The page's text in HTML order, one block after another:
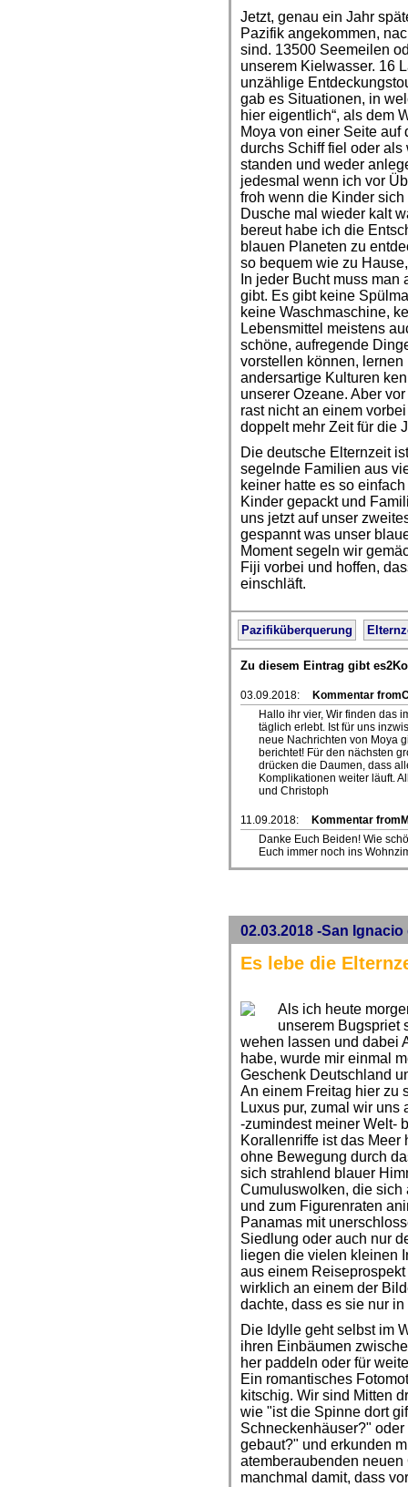
Jetzt, genau ein Jahr
Pazifik angekommen,
sind. 13500 Seemeilen
unserem Kielwasser. 16
unzählige
gab es Situationen, in
hier eigentlich“, als dem
Moya von einer Seite auf
durchs Schiff fiel oder als
standen und weder
jedesmal wenn ich vor
froh wenn die Kinder
Dusche mal wieder kalt
bereut habe ich die
blauen Planeten zu
so bequem wie zu
In jeder Bucht muss
gibt. Es gibt keine
keine Waschmaschine,
Lebensmittel meistens
schöne, aufregende
vorstellen können,
andersartige Kulturen
unserer Ozeane. Aber
rast nicht an einem
doppelt mehr Zeit für die
Die deutsche Elternzeit
segelnde Familien aus
keiner hatte es so
Kinder gepackt und
uns jetzt auf unser
gespannt was unser
Moment segeln wir
Fiji vorbei und hoffen,
einschläft.
Pazifiküberquerung
Zu diesem Eintrag gibt
03.09.2018:
Kommentar
Hallo ihr vier, Wir finden das
täglich erlebt. Ist für uns
neue Nachrichten von Moya
berichtet! Für den nächsten
drücken die Daumen, dass
Komplikationen weiter läuft.
und Christoph
11.09.2018:
Kommentar
Danke Euch Beiden! Wie
Euch immer noch ins
02.03.2018 -San
Es lebe die
Als ich heute
unserem Bugspriet
wehen lassen und dabei
habe, wurde mir einmal
Geschenk Deutschland
An einem Freitag hier zu
Luxus pur, zumal wir uns
-zumindest meiner Welt-
Korallenriffe ist das Meer
ohne Bewegung durch
sich strahlend blauer
Cumuluswolken, die sich
und zum Figurenraten
Panamas mit
Siedlung oder auch nur
liegen die vielen kleinen
aus einem
wirklich an einem der
dachte, dass es sie nur
Die Idylle geht selbst im
ihren Einbäumen
her paddeln oder für
Ein romantisches
kitschig. Wir sind Mitten
wie "ist die Spinne dort
Schneckenhäuser?"
gebaut?" und erkunden
atemberaubenden
manchmal damit, dass